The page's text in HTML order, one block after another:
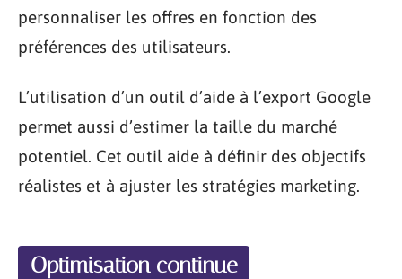
personnaliser les offres en fonction des
préférences des utilisateurs.
L’utilisation d’un outil d’aide à l’export Google
permet aussi d’estimer la taille du marché
potentiel. Cet outil aide à définir des objectifs
réalistes et à ajuster les stratégies marketing.
Optimisation continue